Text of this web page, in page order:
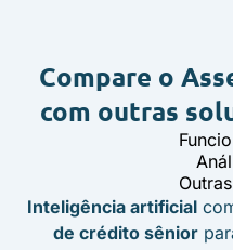
Compare o
com outras
Inteligência artificial
de crédito sênior